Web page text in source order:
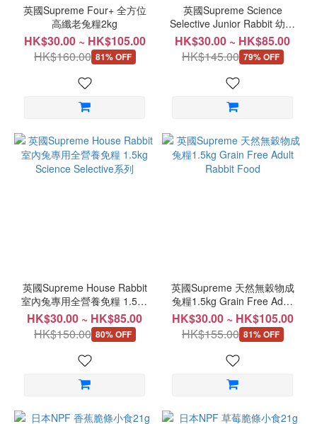
食
介
果
(1)
(1)
價格
(HK$)
英國Supreme Four+ 全方位
高纖老兔糧2kg
HK$30.00 ~ HK$105.00
HK$160.00 81% OFF
英國Supreme Science
Selective Junior Rabbit 幼兔
全營養兔糧 1.5kg
HK$30.00 ~ HK$85.00
HK$145.00 79% OFF
英國Supreme House Rabbit
室內兔專用全營養免糧 1.5kg
Science Selective系列
HK$30.00 ~ HK$85.00
HK$150.00 80% OFF
英國Supreme 天然無穀物成
兔糧1.5kg Grain Free Adult
Rabbit Food
HK$30.00 ~ HK$105.00
HK$155.00 81% OFF